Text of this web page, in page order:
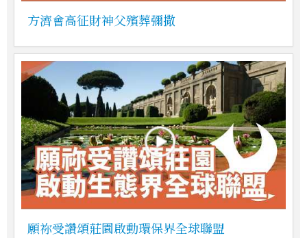
方濟會高征財神父殯葬彌撒
願祢受讚頌莊園啟動環保界全球聯盟